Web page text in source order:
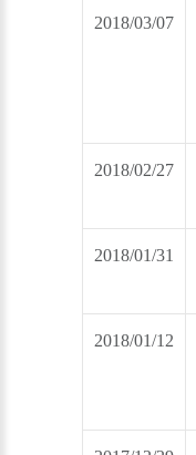
2018/03/07
2018/02/27
2018/01/31
2018/01/12